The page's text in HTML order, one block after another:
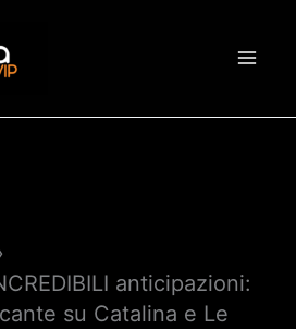
anticipazioni:
su Catalina e Le